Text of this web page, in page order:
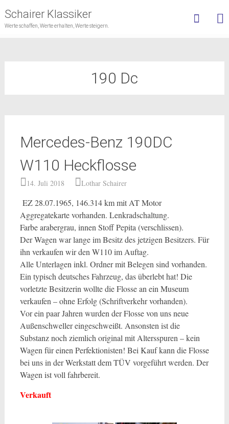
Schairer Klassiker
Werte schaffen, Werte erhalten, Werte steigern.
190 Dc
Mercedes-Benz 190DC
W110 Heckflosse
14. Juli 2018 Lothar Schairer
EZ 28.07.1965, 146.314 km mit AT Motor
Aggregatekarte vorhanden. Lenkradschaltung.
Farbe arabergrau, innen Stoff Pepita (verschlissen).
Der Wagen war lange im Besitz des jetzigen Besitzers. Für
ihn verkaufen wir den W110 im Auftag.
Alle Unterlagen inkl. Ordner mit Belegen sind vorhanden.
Ein typisch deutsches Fahrzeug, das überlebt hat! Die
vorletzte Besitzerin wollte die Flosse an ein Museum
verkaufen – ohne Erfolg (Schriftverkehr vorhanden).
Vor ein paar Jahren wurden der Flosse von uns neue
Außenschweller eingeschweißt. Ansonsten ist die
Substanz noch ziemlich original mit Altersspuren – kein
Wagen für einen Perfektionisten! Bei Kauf kann die Flosse
bei uns in der Werkstatt dem TÜV vorgeführt werden. Der
Wagen ist voll fahrbereit.
Verkauft